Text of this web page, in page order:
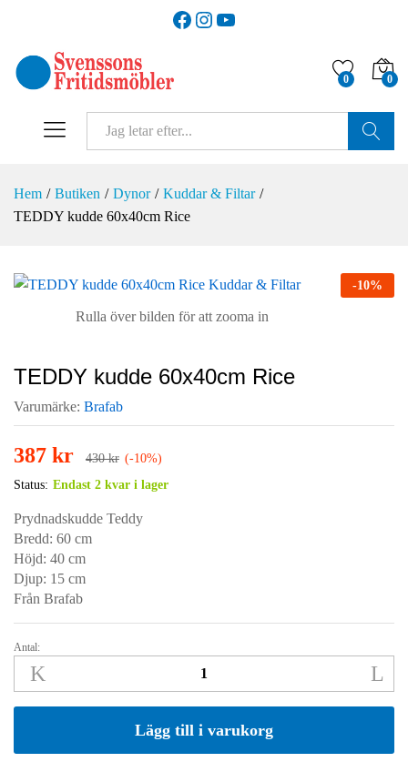
Facebook
Instagram
YouTube
0 0
Hem / Butiken / Dynor / Kuddar & Filtar /
TEDDY kudde 60x40cm Rice
-10%
Rulla över bilden för att zooma in
TEDDY kudde 60x40cm Rice
Varumärke: Brafab
387 kr 430kr (-10%)
Status: Endast 2 kvar i lager
Prydnadskudde Teddy
Bredd: 60 cm
Höjd: 40 cm
Djup: 15 cm
Från Brafab
TEDDY
kudde
Antal:
Lägg till i varukorg